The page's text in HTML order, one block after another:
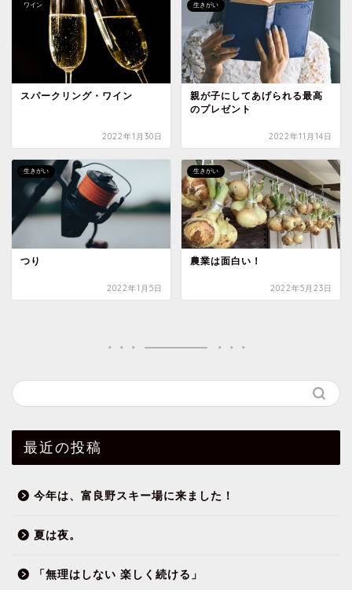
ワイン
スパークリング・ワイン
2022年1月30日
生きがい
親が子にしてあげられる最高
のプレゼント
2022年11月14日
生きがい
つり
2022年1月5日
生きがい
農業は面白い！
2022年5月23日
最近の投稿
今年は、富良野スキー場に来ました！
夏は夜。
「無理はしない 楽しく続ける」